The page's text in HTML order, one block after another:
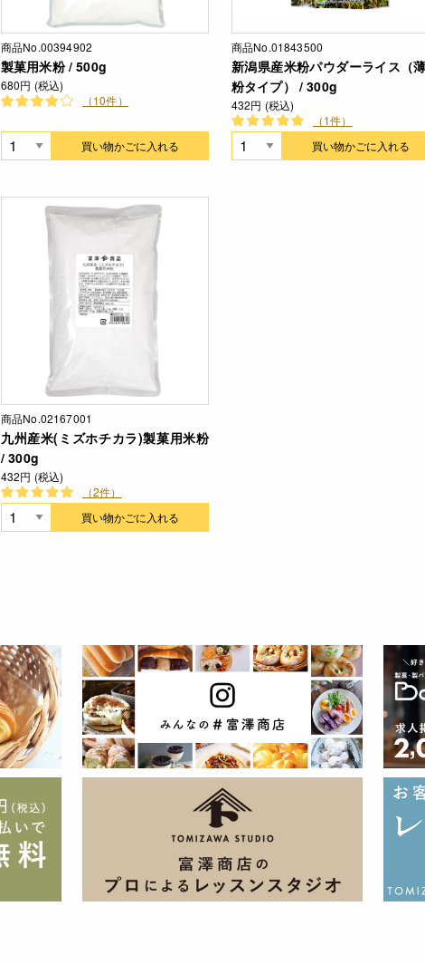
商品No.00394902
製菓用米粉 / 500g
680円 (税込)
（10件）
買い物かごに入れる
商品No.01843500
新潟県産米粉パウダーライス（
粉タイプ） / 300g
432円 (税込)
（1件）
買い物かごに入れる
商品No.02167001
九州産米(ミズホチカラ)製菓用米粉
/ 300g
432円 (税込)
（2件）
買い物かごに入れる